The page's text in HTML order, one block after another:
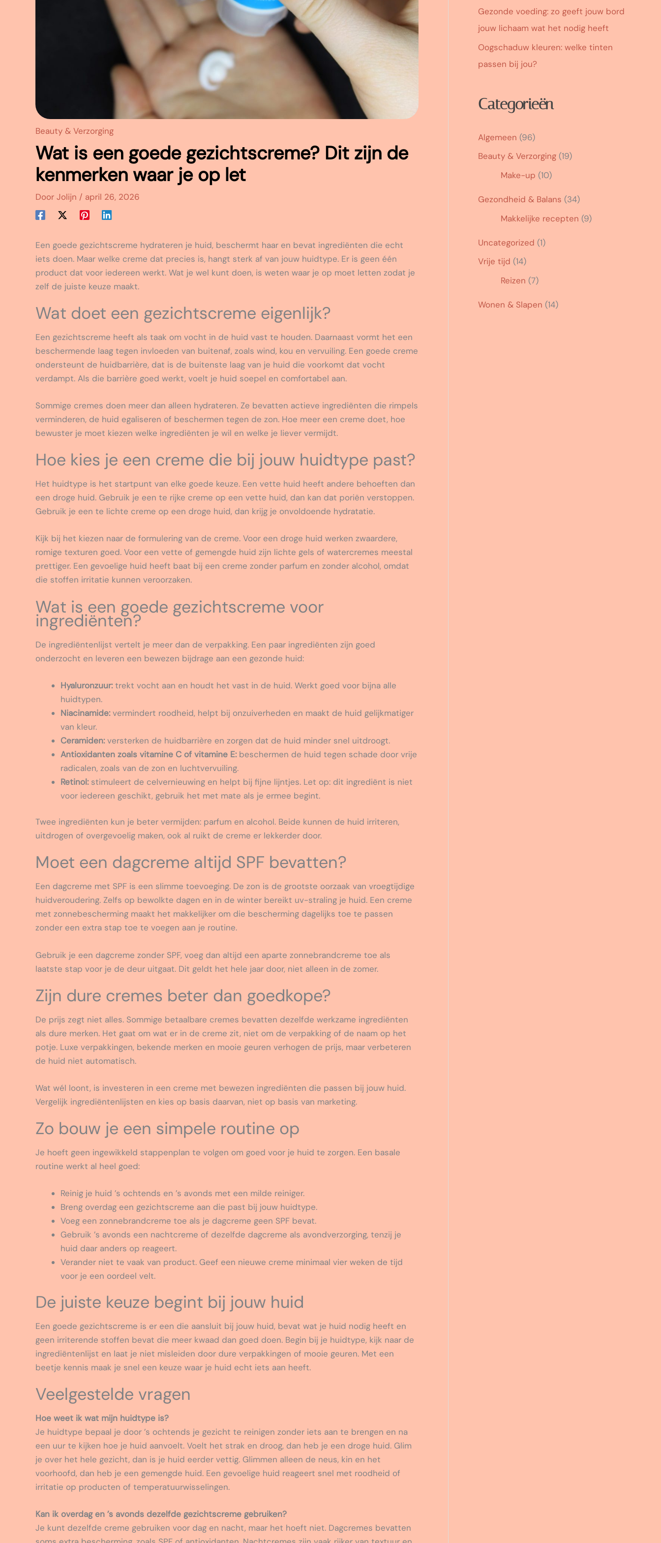
Beauty & Verzorging
Wat is een goede gezichtscreme? Dit zijn de
kenmerken waar je op let
Door Jolijn / april 26, 2026
Een goede gezichtscreme hydrateren je huid, beschermt haar en bevat ingrediënten die echt
iets doen. Maar welke creme dat precies is, hangt sterk af van jouw huidtype. Er is geen één
product dat voor iedereen werkt. Wat je wel kunt doen, is weten waar je op moet letten zodat je
zelf de juiste keuze maakt.
Wat doet een gezichtscreme eigenlijk?
Een gezichtscreme heeft als taak om vocht in de huid vast te houden. Daarnaast vormt het een
beschermende laag tegen invloeden van buitenaf, zoals wind, kou en vervuiling. Een goede creme
ondersteunt de huidbarrière, dat is de buitenste laag van je huid die voorkomt dat vocht
verdampt. Als die barrière goed werkt, voelt je huid soepel en comfortabel aan.
Sommige cremes doen meer dan alleen hydrateren. Ze bevatten actieve ingrediënten die rimpels
verminderen, de huid egaliseren of beschermen tegen de zon. Hoe meer een creme doet, hoe
bewuster je moet kiezen welke ingrediënten je wil en welke je liever vermijdt.
Hoe kies je een creme die bij jouw huidtype past?
Het huidtype is het startpunt van elke goede keuze. Een vette huid heeft andere behoeften dan
een droge huid. Gebruik je een te rijke creme op een vette huid, dan kan dat poriën verstoppen.
Gebruik je een te lichte creme op een droge huid, dan krijg je onvoldoende hydratatie.
Kijk bij het kiezen naar de formulering van de creme. Voor een droge huid werken zwaardere,
romige texturen goed. Voor een vette of gemengde huid zijn lichte gels of watercremes meestal
prettiger. Een gevoelige huid heeft baat bij een creme zonder parfum en zonder alcohol, omdat
die stoffen irritatie kunnen veroorzaken.
Wat is een goede gezichtscreme voor
ingrediënten?
De ingrediëntenlijst vertelt je meer dan de verpakking. Een paar ingrediënten zijn goed
onderzocht en leveren een bewezen bijdrage aan een gezonde huid:
Hyaluronzuur:trekt vocht aan en houdt het vast in de huid. Werkt goed voor bijna alle
huidtypen.
Niacinamide:vermindert roodheid, helpt bij onzuiverheden en maakt de huid gelijkmatiger
van kleur.
Ceramiden:versterken de huidbarrière en zorgen dat de huid minder snel uitdroogt.
Antioxidanten zoals vitamine C of vitamine E:beschermen de huid tegen schade door vrije
radicalen, zoals van de zon en luchtvervuiling.
Retinol:stimuleert de celvernieuwing en helpt bij fijne lijntjes. Let op: dit ingrediënt is niet
voor iedereen geschikt, gebruik het met mate als je ermee begint.
Twee ingrediënten kun je beter vermijden: parfum en alcohol. Beide kunnen de huid irriteren,
uitdrogen of overgevoelig maken, ook al ruikt de creme er lekkerder door.
Moet een dagcreme altijd SPF bevatten?
Een dagcreme met SPF is een slimme toevoeging. De zon is de grootste oorzaak van vroegtijdige
huidveroudering. Zelfs op bewolkte dagen en in de winter bereikt uv-straling je huid. Een creme
met zonnebescherming maakt het makkelijker om die bescherming dagelijks toe te passen
zonder een extra stap toe te voegen aan je routine.
Gebruik je een dagcreme zonder SPF, voeg dan altijd een aparte zonnebrandcreme toe als
laatste stap voor je de deur uitgaat. Dit geldt het hele jaar door, niet alleen in de zomer.
Zijn dure cremes beter dan goedkope?
De prijs zegt niet alles. Sommige betaalbare cremes bevatten dezelfde werkzame ingrediënten
als dure merken. Het gaat om wat er in de creme zit, niet om de verpakking of de naam op het
potje. Luxe verpakkingen, bekende merken en mooie geuren verhogen de prijs, maar verbeteren
de huid niet automatisch.
Wat wél loont, is investeren in een creme met bewezen ingrediënten die passen bij jouw huid.
Vergelijk ingrediëntenlijsten en kies op basis daarvan, niet op basis van marketing.
Zo bouw je een simpele routine op
Je hoeft geen ingewikkeld stappenplan te volgen om goed voor je huid te zorgen. Een basale
routine werkt al heel goed:
Reinig je huid ’s ochtends en ’s avonds met een milde reiniger.
Breng overdag een gezichtscreme aan die past bij jouw huidtype.
Voeg een zonnebrandcreme toe als je dagcreme geen SPF bevat.
Gebruik ’s avonds een nachtcreme of dezelfde dagcreme als avondverzorging, tenzij je
huid daar anders op reageert.
Verander niet te vaak van product. Geef een nieuwe creme minimaal vier weken de tijd
voor je een oordeel velt.
De juiste keuze begint bij jouw huid
Een goede gezichtscreme is er een die aansluit bij jouw huid, bevat wat je huid nodig heeft en
geen irriterende stoffen bevat die meer kwaad dan goed doen. Begin bij je huidtype, kijk naar de
ingrediëntenlijst en laat je niet misleiden door dure verpakkingen of mooie geuren. Met een
beetje kennis maak je snel een keuze waar je huid echt iets aan heeft.
Veelgestelde vragen
Hoe weet ik wat mijn huidtype is?
Je huidtype bepaal je door ’s ochtends je gezicht te reinigen zonder iets aan te brengen en na
een uur te kijken hoe je huid aanvoelt. Voelt het strak en droog, dan heb je een droge huid. Glim
je over het hele gezicht, dan is je huid eerder vettig. Glimmen alleen de neus, kin en het
voorhoofd, dan heb je een gemengde huid. Een gevoelige huid reageert snel met roodheid of
irritatie op producten of temperatuurwisselingen.
Kan ik overdag en ’s avonds dezelfde gezichtscreme gebruiken?
Je kunt dezelfde creme gebruiken voor dag en nacht, maar het hoeft niet. Dagcremes bevatten
Gezonde voeding: zo geeft jouw bord
jouw lichaam wat het nodig heeft
Oogschaduw kleuren: welke tinten
passen bij jou?
Categorieën
Algemeen (96)
Beauty & Verzorging (19)
Make-up (10)
Gezondheid & Balans (34)
Makkelijke recepten (9)
Uncategorized (1)
Vrije tijd (14)
Reizen (7)
Wonen & Slapen (14)